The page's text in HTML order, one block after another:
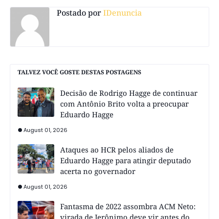
Postado porIDenuncia
TALVEZ VOCÊ GOSTE DESTAS POSTAGENS
Decisão de Rodrigo Hagge de continuar
com Antônio Brito volta a preocupar
Eduardo Hagge
August 01, 2026
Ataques ao HCR pelos aliados de
Eduardo Hagge para atingir deputado
acerta no governador
August 01, 2026
Fantasma de 2022 assombra ACM Neto:
virada de Jerônimo deve vir antes do